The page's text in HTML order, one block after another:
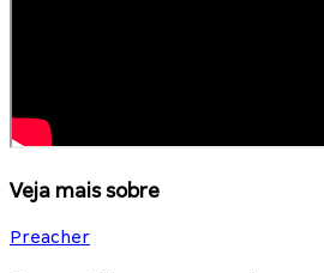
Veja mais sobre
Preacher